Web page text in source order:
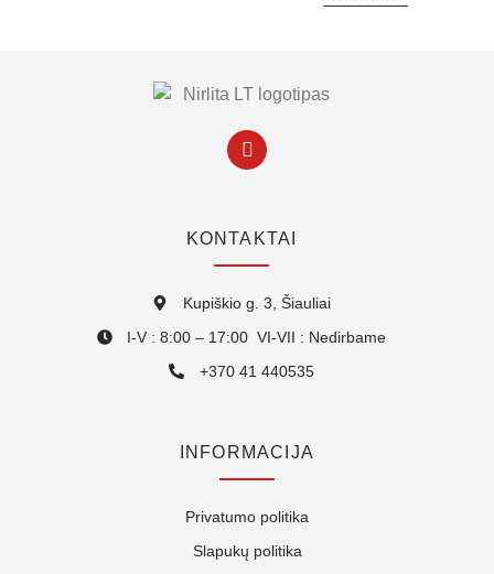
KONTAKTAI
Kupiškio g. 3, Šiauliai
I-V : 8:00 – 17:00 VI-VII : Nedirbame
+370 41 440535
INFORMACIJA
Privatumo politika
Slapukų politika